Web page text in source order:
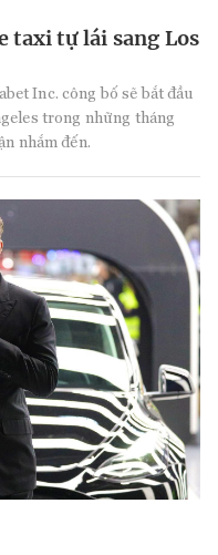
taxi tự lái sang Los
Inc. công bố sẽ bắt đầu
trong những tháng
nhắm đến.